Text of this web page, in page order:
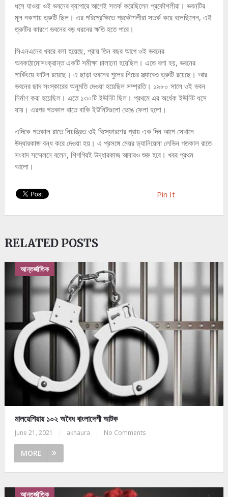
ধসে যাওয়া ওই ভবনের ব্যাপারে আগেই সতর্ক করেছিলেন প্রকৌশলীরা। ভবনটির
মূল নকশায় ত্রুটি ছিল। এর পরিপ্রেক্ষিতে প্রকৌশলীরা সতর্ক করে বলেছিলেন, এই
ত্রুটির কারণে ভবনের বড় ধরনের ক্ষতি হতে পারে।
সিএনএনের খবরে বলা হয়েছে, প্রায় তিন বছর আগে ওই ভবনের
অবকাঠামোসংক্রান্ত একটি সমীক্ষা চালানো হয়েছিল। এতে বলা হয়, ভবনের
পার্কিংয়ে ফাটল রয়েছে। এ ছাড়া ভবনের পুলের নিচের স্ল্যাবেও ত্রুটি রয়েছে। আর
ভবনের ছাদ সংস্কারের অনুমতি দেওয়া হয়েছিল সম্প্রতি। ১৯৮০ সালে ওই ভবন
নির্মাণ করা হয়েছিল। এতে ১৩০টি ইউনিট ছিল। প্রথমে এর অর্ধেক ইউনিট ধসে
যায়। এরপর গতকাল রাতে বাকি ইউনিটগুলো ভেঙে ফেলা হলো।
এদিকে গতকাল রাতে নিয়ন্ত্রিত ওই বিস্ফোরণের প্রায় এক দিন আগে সেখানে
উদ্ধারকাজ বন্ধ করে দেওয়া হয়। এ প্রসঙ্গে মেয়র ড্যানিয়েলা লেভিন গতকাল রাতে
সংবাদ সম্মেলনে বলেন, শিগগিরই উদ্ধারকাজ আবারও শুরু হবে। খবর প্রথম
আলো।
Pin It
RELATED POSTS
আন্তর্জাতিক
মালয়েশিয়ায় ১০২ অবৈধ বাংলাদেশী আটক
June 21, 2021 akhaura No Comments
MORE
আন্তর্জাতিক